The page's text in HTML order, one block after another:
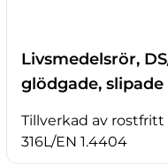
Livsmedelsrör,
glödgade, slipade
Tillverkad av rostfritt
316L/EN 1.4404